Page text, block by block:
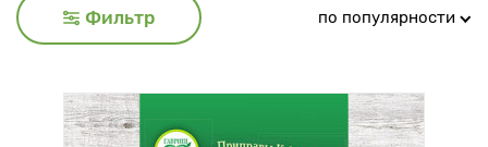
Фильтр по популярности